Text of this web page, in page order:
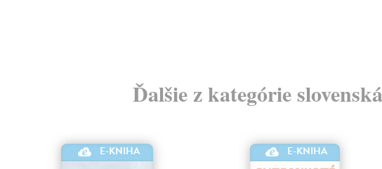
Ďalšie z kategórie
E-KNIHA E-KNIHA